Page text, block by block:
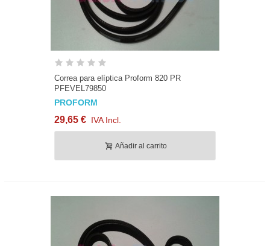
Correa para elíptica Proform 820 PR
PFEVEL79850
PROFORM
29,65 € IVA Incl.
Añadir al carrito